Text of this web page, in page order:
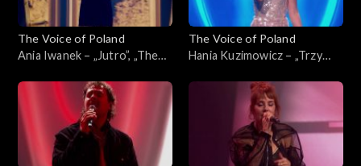
15. edycja
The Voice of Poland
Ania Iwanek – „Jutro”, „The
listopada 2025
The Voice of Poland
Hania Kuzimowicz – „Trzy
Poland”, Finał, 29 listopada